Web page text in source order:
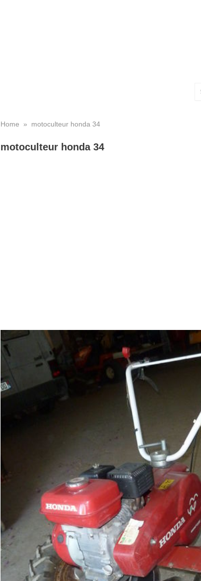
Home » motoculteur honda 34
motoculteur honda 34